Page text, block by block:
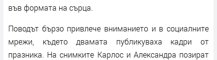
във формата на сърца.
Поводът бързо привлече вниманието и в социалните
мрежи, където двамата публикуваха кадри от
празника. На снимките Карлос и Александра позират